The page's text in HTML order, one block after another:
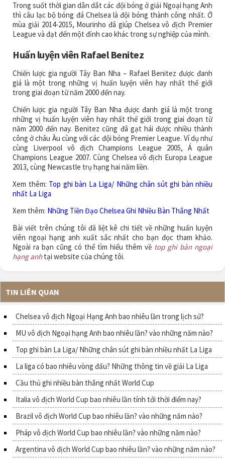
Trong suốt thời gian dẫn dắt các đội bóng ở giải Ngoại hạng Anh
thì câu lạc bộ bóng đá Chelsea là đội bóng thành công nhất. Ở
mùa giải 2014-2015, Mourinho đã giúp Chelsea vô địch Premier
League và đạt đến một đỉnh cao khác trong sự nghiệp của mình.
Huấn luyện viên Rafael Benitez
Chiến lược gia người Tây Ban Nha – Rafael Benitez được đanh
giá là một trong những vị huấn luyện viên hay nhất thế giới
trong giai đoạn từ năm 2000 đến nay.
Chiến lược gia người Tây Ban Nha được đanh giá là một trong
những vị huấn luyện viên hay nhất thế giới trong giai đoạn từ
năm 2000 đến nay. Benitez cũng đã gạt hái được nhiều thành
công ở châu Âu cùng với các đội bóng Premier League. Ví dụ như
cùng Liverpool vô địch Champions League 2005, Á quân
Champions League 2007. Cùng Chelsea vô địch Europa League
2013, cùng Newcastle trụ hạng hai năm liền.
Xem thêm: Top ghi bàn La Liga/ Những chân sút ghi bàn nhiều
nhất La Liga
Xem thêm: Những Tiền Đạo Chelsea Ghi Nhiều Bàn Thắng Nhất
Bài viết trên chúng tôi đã liệt kê chi tiết về những huấn luyện
viên ngoại hạng anh xuất sắc nhất cho bạn đọc tham khảo.
Ngoài ra bạn cũng có thể tìm hiểu thêm về top ghi bàn ngoại
hạng anhtại website của chúng tôi.
TIN LIÊN QUAN
Chelsea vô địch Ngoại Hạng Anh bao nhiêu lần trong lịch sử?
MU vô địch Ngoại hạng Anh bao nhiêu lần? vào những năm nào?
Top ghi bàn La Liga/ Những chân sút ghi bàn nhiều nhất La Liga
La liga có bao nhiêu vòng đấu? Những thông tin về giải La Liga
Cầu thủ ghi nhiều bàn thắng nhất World Cup
Italia vô địch World Cup bao nhiêu lần tính tới thời điểm nay?
Brazil vô địch World Cup bao nhiêu lần? vào những năm nào?
Pháp vô địch World Cup bao nhiêu lần? vào những năm nào?
Argentina vô địch World Cup bao nhiêu lần? vào những năm nào?